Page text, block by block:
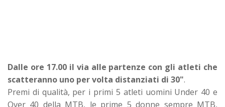
Dalle ore 17.00 il via alle partenze con gli atleti che
scatteranno uno per volta distanziati di 30".
Premi di qualità, per i primi 5 atleti uomini Under 40 e
Over 40 della MTB, le prime 5 donne sempre MTB,